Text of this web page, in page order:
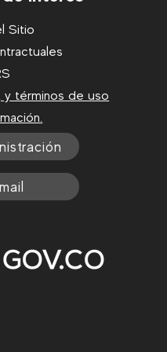
Sitio
y términos de uso